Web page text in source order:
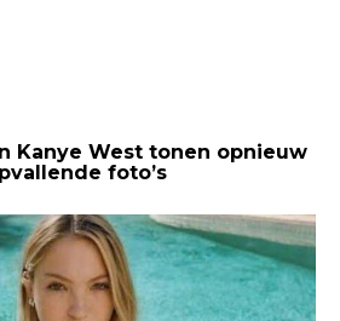
Kanye West tonen opnieuw
foto’s